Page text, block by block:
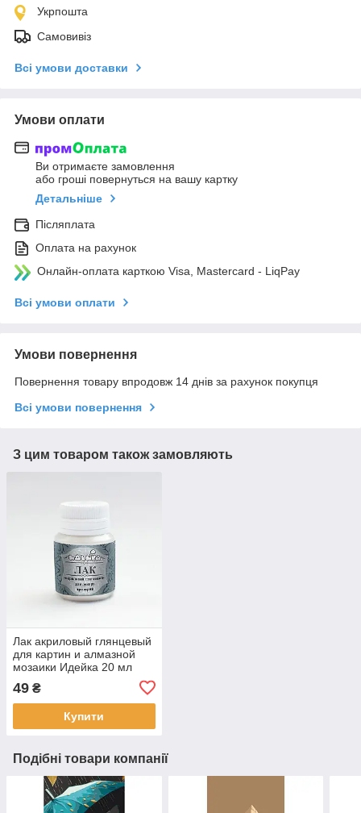
Укрпошта
Самовивіз
Всі умови доставки
Умови оплати
Ви отримаєте замовлення
або гроші повернуться на вашу картку
Детальніше
Післяплата
Оплата на рахунок
Онлайн-оплата карткою Visa, Mastercard - LiqPay
Всі умови оплати
Умови повернення
Повернення товару впродовж 14 днів за рахунок покупця
Всі умови повернення
З цим товаром також замовляють
Лак акриловый глянцевый
для картин и алмазной
мозаики Идейка 20 мл
49 ₴
Купити
Подібні товари компанії